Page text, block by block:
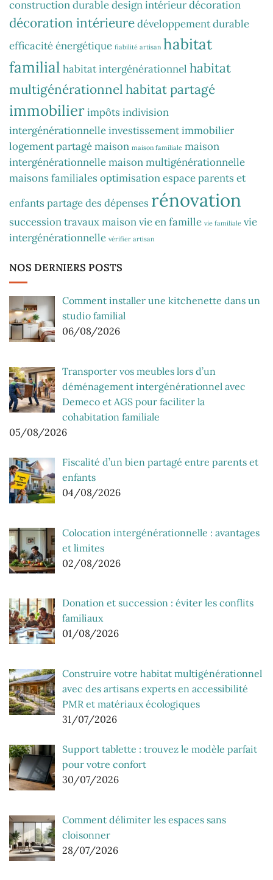
construction durabledesign intérieurdécoration
décoration intérieuredéveloppement durable
efficacité énergétique fiabilité artisan habitat
familial habitat intergénérationnel habitat
multigénérationnelhabitat partagé
immobilierimpôts indivision
intergénérationnelleinvestissement immobilier
logement partagémaison maison familiale maison
intergénérationnellemaison multigénérationnelle
maisons familiales optimisation espaceparents et
enfants partage des dépenses rénovation
successiontravaux maisonvie en famille vie familiale vie
intergénérationnelle vérifier artisan
NOS DERNIERS POSTS
Comment installer une kitchenette dans un
studio familial
06/08/2026
Transporter vos meubles lors d’un
déménagement intergénérationnel avec
Demeco et AGS pour faciliter la
cohabitation familiale
05/08/2026
Fiscalité d’un bien partagé entre parents et
enfants
04/08/2026
Colocation intergénérationnelle : avantages
et limites
02/08/2026
Donation et succession : éviter les conflits
familiaux
01/08/2026
Construire votre habitat multigénérationnel
avec des artisans experts en accessibilité
PMR et matériaux écologiques
31/07/2026
Support tablette : trouvez le modèle parfait
pour votre confort
30/07/2026
Comment délimiter les espaces sans
cloisonner
28/07/2026